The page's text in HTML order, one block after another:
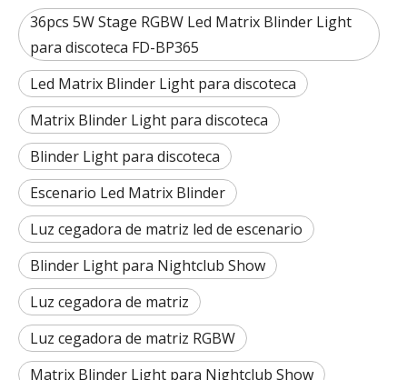
36pcs 5W Stage RGBW Led Matrix Blinder Light
para discoteca FD-BP365
Led Matrix Blinder Light para discoteca
Matrix Blinder Light para discoteca
Blinder Light para discoteca
Escenario Led Matrix Blinder
Luz cegadora de matriz led de escenario
Blinder Light para Nightclub Show
Luz cegadora de matriz
Luz cegadora de matriz RGBW
Matrix Blinder Light para Nightclub Show